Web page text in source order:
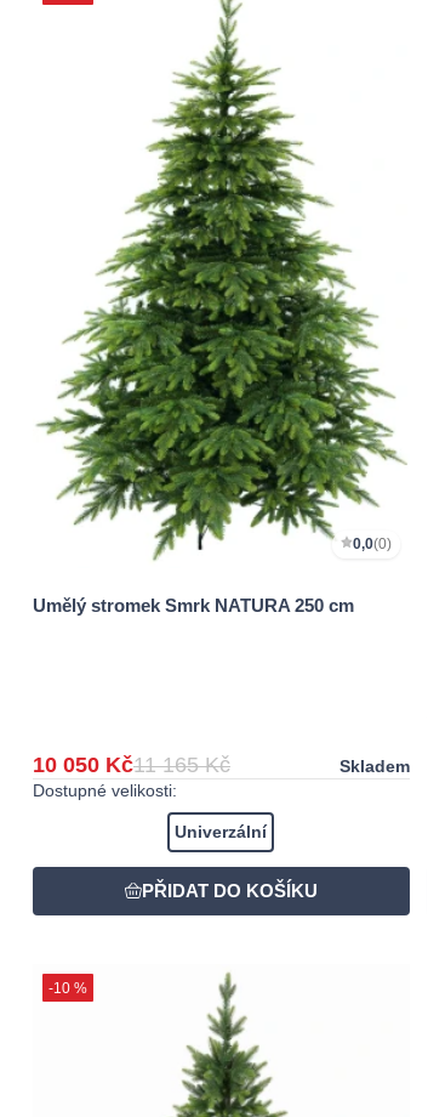
0,0(0)
Umělý stromek Smrk NATURA 250 cm
10 050 Kč11 165 Kč
Skladem
Dostupné velikosti:
Univerzální
-10 %